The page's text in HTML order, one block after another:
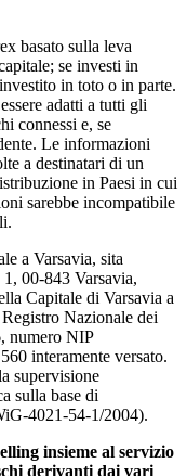
basato sulla leva
se investi in
in toto o in parte.
adatti a tutti gli
connessi e, se
Le informazioni
a destinatari di un
in Paesi in cui
sarebbe incompatibile
a Varsavia, sita
00-843 Varsavia,
Capitale di Varsavia a
Nazionale dei
numero NIP
interamente versato.
supervisione
sulla base di
4021-54-1/2004).
insieme al servizio
derivanti dai vari